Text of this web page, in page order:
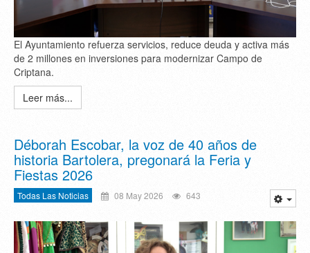
El Ayuntamiento refuerza servicios, reduce deuda y activa más
de 2 millones en inversiones para modernizar Campo de
Criptana.
Leer más...
Déborah Escobar, la voz de 40 años de
historia Bartolera, pregonará la Feria y
Fiestas 2026
Todas Las Noticias 08 May 2026 643